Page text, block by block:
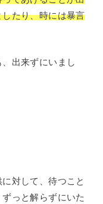
たり、時には暴言
出来ずにいまし
対して、待つこと
っと解らずにいた